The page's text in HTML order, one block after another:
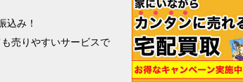
込み！
売りやすいサービスで